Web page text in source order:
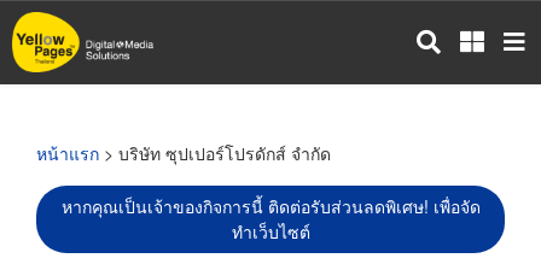
ข้าม
ไป
หน้าแรก > บริษัท ซุปเปอร์โปรดักส์ จำกัด
หากคุณเป็นเจ้าของกิจการนี้ ติดต่อรับส่วนลดพิเศษ! เพื่อจัด
ทำเว็บไซต์